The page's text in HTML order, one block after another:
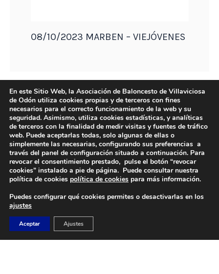
08/10/2023 MARBEN – VIEJÓVENES
DIRECCIÓN
Camino de Sacedón 15
28670
En este Sitio Web, la Asociación de Baloncesto de Villaviciosa
de Odón utiliza cookies propias y de terceros con fines
necesarios para el correcto funcionamiento de la web y su
seguridad. Asimismo, utiliza cookies estadísticas, y analíticas
de terceros con la finalidad de medir visitas y fuentes de tráfico
web. Puede aceptarlas todas, solo algunas de ellas o
simplemente las necesarias, configurando sus preferencias a
través del panel de configuración situado a continuación. Para
revocar el consentimiento prestado, pulse el botón “revocar
cookies” instalado a pie de página. Puede consultar nuestra
política de cookies política de cookies para más información.
Puedes configurar qué cookies permites o desactivarlas en los
ajustes
Aceptar Ajustes